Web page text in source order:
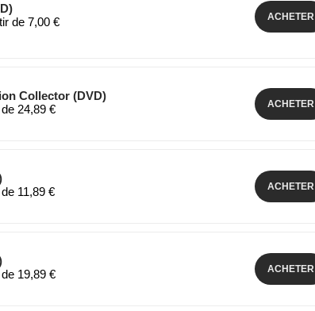
de 7,00 €
ACHETER
Collector (DVD)
24,89 €
ACHETER
11,89 €
ACHETER
19,89 €
ACHETER